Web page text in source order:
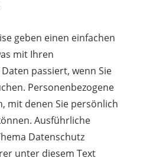
geben einen einfachen
mit Ihren
passiert, wenn Sie
Personenbezogene
mit denen Sie persönlich
Ausführliche
Datenschutz
unter diesem Text